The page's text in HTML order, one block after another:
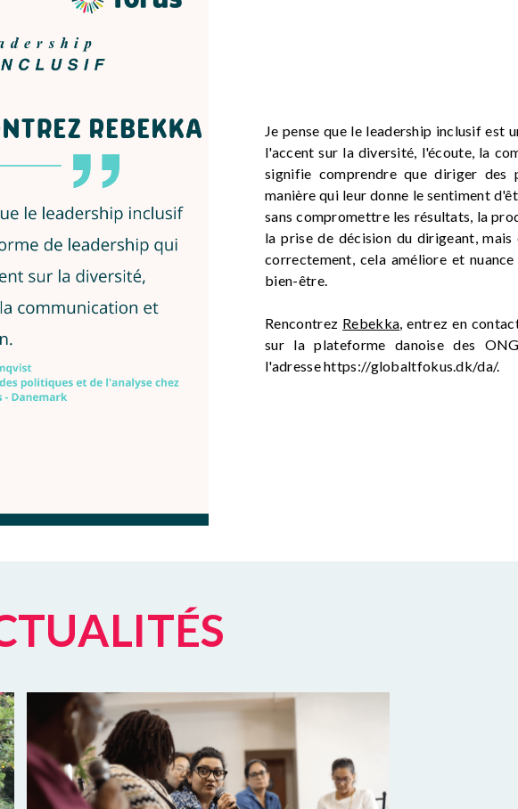
Je pense que le leadership inclusif est
l'accent sur la diversité, l'écoute, la
signifie comprendre que diriger des
manière qui leur donne le sentiment
sans compromettre les résultats, la
la prise de décision du dirigeant,
correctement, cela améliore et
bien-être.
Rencontrez Rebekka , entrez en
sur la plateforme danoise des
l'adresse https://globaltfokus.dk/da/.